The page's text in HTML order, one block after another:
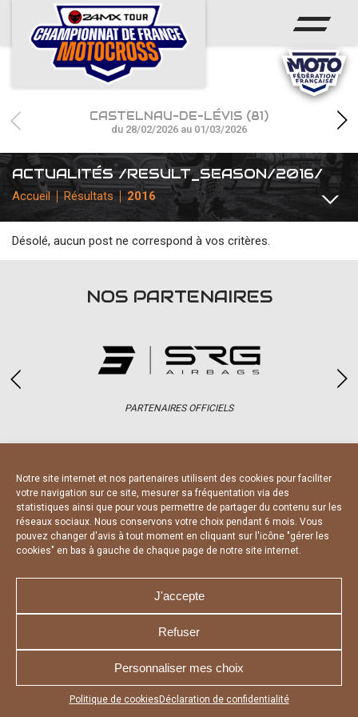
Notre site internet et nos partenaires utilisent des cookies pour faciliter
votre navigation sur ce site, mesurer sa fréquentation via des
statistiques ainsi que pour vous permettre de partager du contenu sur les
réseaux sociaux. Nous conservons votre choix pendant 6 mois. Vous
pouvez changer d'avis à tout moment en cliquant sur l'icône "gérer les
cookies" en bas à gauche de chaque page de notre site internet.
J'accepte
Refuser
Personnaliser mes choix
Politique de cookies Déclaration de confidentialité
Appuyez sur le bouton partager en bas de votre
ACCUEIL
ACTUS
CALENDRIER
RÉSULTATS
PHOTOS / WEB TV
CHAMPIONNAT
PARTENAIRES
accéder à la billetterie
CASTELNAU-DE-LÉVIS (81)
du 28/02/2026 au 01/03/2026
ACTUALITÉS /RESULT_SEASON/2016/
Accueil Résultats 2016
Désolé, aucun post ne correspond à vos critères.
NOS PARTENAIRES
PARTENAIRES OFFICIELS
NOUS CONTACTER
MENTIONS LÉGALES
CHARTE DE CONFIDENTIALITÉ
DÉCLARATION DE CONFIDENTIALITÉ
RÉALISÉ PAR L’AGENCE WEB A3 WEB